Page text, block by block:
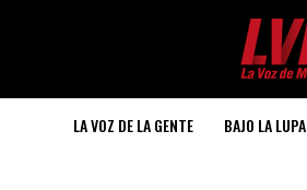
LA VOZ DE LA GENTE BAJO LA LUPA